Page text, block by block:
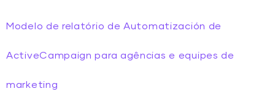
Modelo de relatório de Automatización de
ActiveCampaign para agências e equipes de
marketing